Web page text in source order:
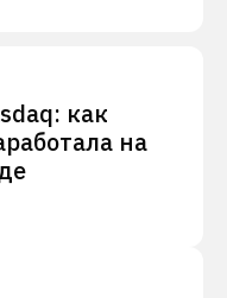
как
на